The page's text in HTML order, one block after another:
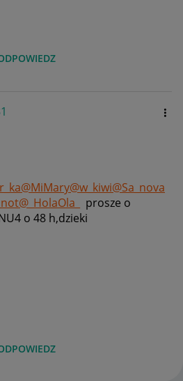
@MiMary@w_kiwi@Sa_nova
@_HolaOla_
prosze o
o 48 h,dzieki